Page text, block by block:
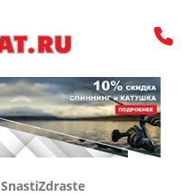
SnastiZdraste